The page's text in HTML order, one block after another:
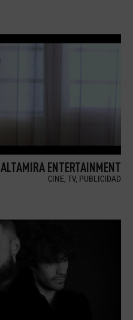
ALTAMIRA ENTERTAINMENT
CINE, TV, PUBLICIDAD